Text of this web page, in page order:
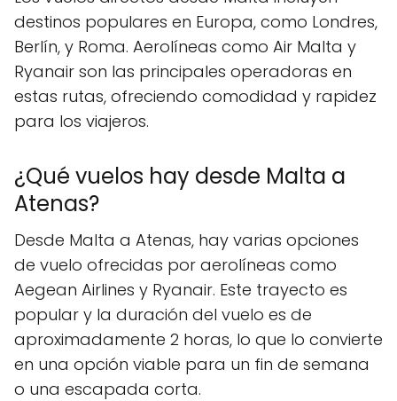
destinos populares en Europa, como Londres,
Berlín, y Roma. Aerolíneas como Air Malta y
Ryanair son las principales operadoras en
estas rutas, ofreciendo comodidad y rapidez
para los viajeros.
¿Qué vuelos hay desde Malta a
Atenas?
Desde Malta a Atenas, hay varias opciones
de vuelo ofrecidas por aerolíneas como
Aegean Airlines y Ryanair. Este trayecto es
popular y la duración del vuelo es de
aproximadamente 2 horas, lo que lo convierte
en una opción viable para un fin de semana
o una escapada corta.